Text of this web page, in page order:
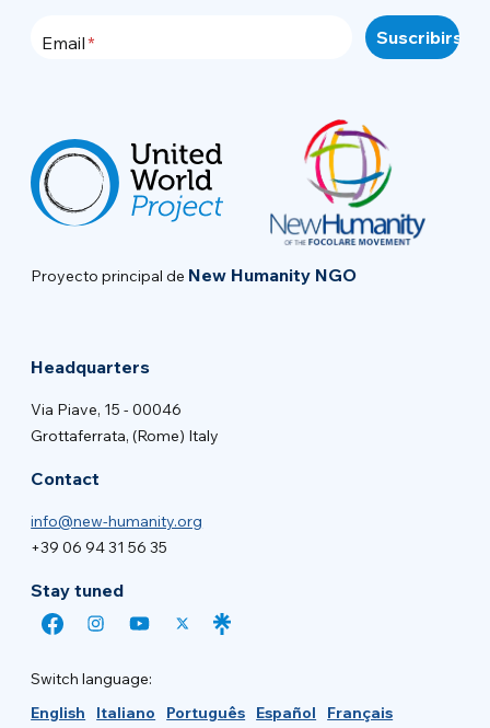
Email
Proyecto principal de New Humanity NGO
Headquarters
Via Piave, 15 - 00046
Grottaferrata, (Rome) Italy
Contact
info@new-humanity.org
+39 06 94 31 56 35
Stay tuned
Switch language:
English
Italiano Português Español Français